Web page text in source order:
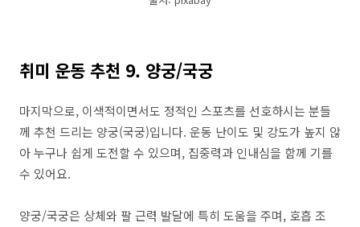
취미 운동 추천 9. 양궁/국궁
마지막으로, 이색적이면서도 정적인 스포츠를 선호하시는 분들
께 추천 드리는 양궁(국궁)입니다. 운동 난이도 및 강도가 높지 않
아 누구나 쉽게 도전할 수 있으며, 집중력과 인내심을 함께 기를
수 있어요.
양궁/국궁은 상체와 팔 근력 발달에 특히 도움을 주며, 호흡 조